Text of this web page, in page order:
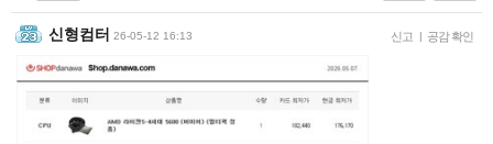
신형컴터 26-05-12 16:13 신고 | 공감 확인